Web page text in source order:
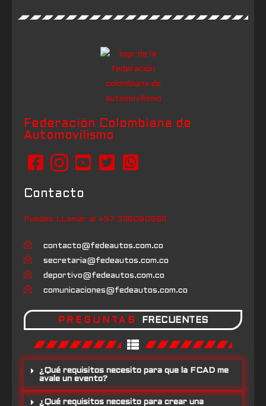
Federación Colombiana de
Automovilismo
Contacto
Puedes LLamar al +57 3118080868
contacto@fedeautos.com.co
secretaria@fedeautos.com.co
deportivo@fedeautos.com.co
comunicaciones@fedeautos.com.co
PREGUNTAS FRECUENTES
¿Qué requisitos necesito para que la FCAD me
avale un evento?
¿Qué requisitos necesito para crear una